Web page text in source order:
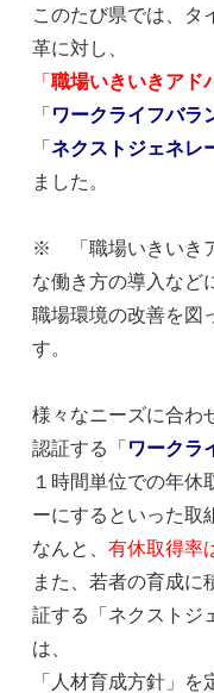
このたび県では、タ
革に対し、
「職場いきいきアド
「ワークライフバラ
「ネクストジェネレ
ました。
※ 「職場いきいき
な働き方の導入など
職場環境の改善を図
す。
様々なニーズに合わ
認証する「ワークラ
１時間単位での年
ーにするといった取
なんと、有休取得率
また、若者の育成に
証する「ネクストジ
は、
「人材育成方針」